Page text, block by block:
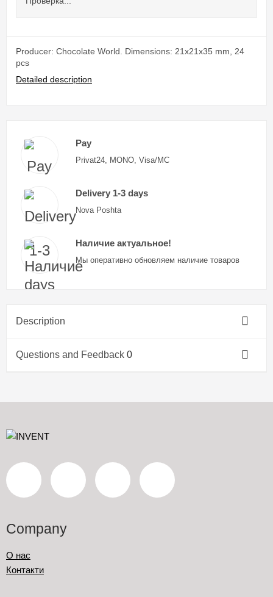
Producer: Chocolate World. Dimensions: 21x21x35 mm, 24
pcs
Detailed description
Pay
Privat24, MONO, Visa/MC
Delivery 1-3 days
Nova Poshta
Наличие актуальное!
Мы оперативно обновляем наличие товаров
Description
Questions and Feedback 0
Company
О нас
Контакти